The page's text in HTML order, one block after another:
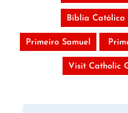
Bíblia Católica
Primeiro Samuel
Visit Catholic